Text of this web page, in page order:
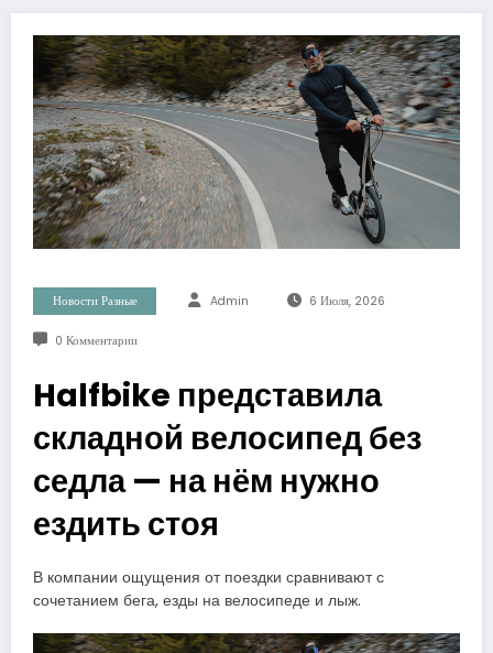
Новости Разные Admin 6 Июля, 2026
0 Комментарии
Halfbike представила
складной велосипед без
седла — на нём нужно
ездить стоя
В компании ощущения от поездки сравнивают с
сочетанием бега, езды на велосипеде и лыж.